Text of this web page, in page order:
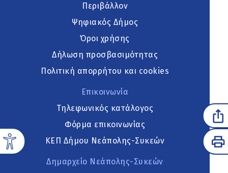
Περιβάλλον
Ψηφιακός Δήμος
Όροι χρήσης
Δήλωση προσβασιμότητας
Πολιτική απορρήτου και cookies
Επικοινωνία
Τηλεφωνικός κατάλογος
Φόρμα επικοινωνίας
ΚΕΠ Δήμου Νεάπολης-Συκεών
Δημαρχείο Νεάπολης-Συκεών